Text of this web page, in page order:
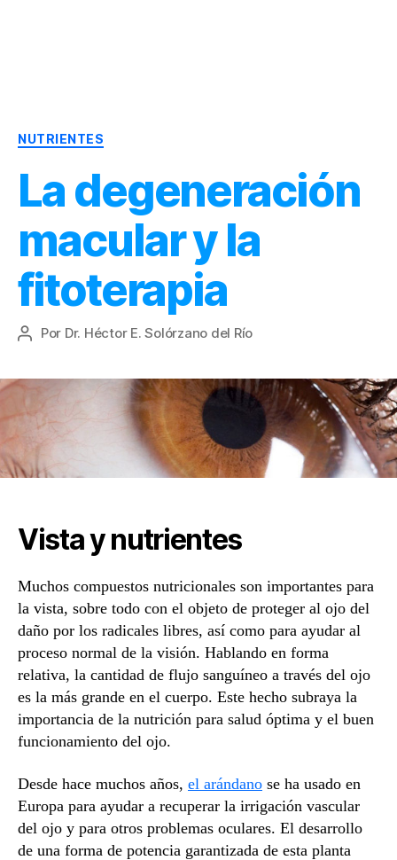
Terapia
Nutricional
y
Nutrición
NUTRIENTES
La degeneración
macular y la
fitoterapia
Autor
Por Dr. Héctor E. Solórzano del Río
Vista y nutrientes
Muchos compuestos nutricionales son importantes para
la vista, sobre todo con el objeto de proteger al ojo del
daño por los radicales libres, así como para ayudar al
proceso normal de la visión. Hablando en forma
relativa, la cantidad de flujo sanguíneo a través del ojo
es la más grande en el cuerpo. Este hecho subraya la
importancia de la nutrición para salud óptima y el buen
funcionamiento del ojo.
Desde hace muchos años, el arándano se ha usado en
Europa para ayudar a recuperar la irrigación vascular
del ojo y para otros problemas oculares. El desarrollo
de una forma de potencia garantizada de esta planta